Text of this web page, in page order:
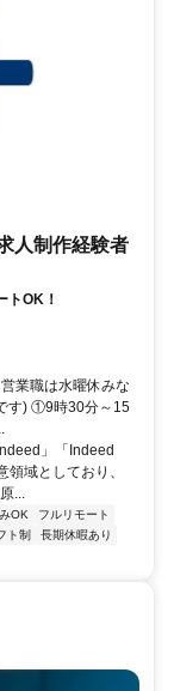
人制作経験者
トOK！
業職は水曜休みな
す) ①9時30分～15
」「Indeed
域としており、
...
OK
フルリモート
ト制
長期休暇あり